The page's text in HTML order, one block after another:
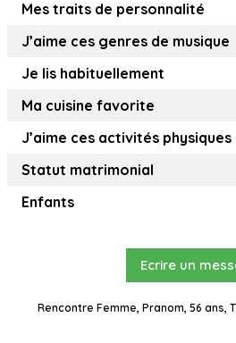
Mes traits de personnalité
J’aime ces genres de musique
Je lis habituellement
Ma cuisine favorite
J’aime ces activités physiques
Statut matrimonial
Enfants
Ecrire un
Rencontre Femme, Pranom, 56 ans,